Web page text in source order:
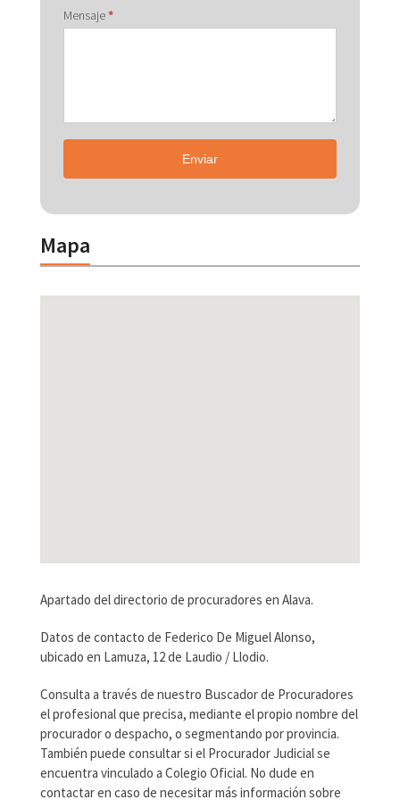
Mensaje*
Enviar
Mapa
Apartado del directorio de procuradores en Alava.
Datos de contacto de Federico De Miguel Alonso,
ubicado en Lamuza, 12 de Laudio / Llodio.
Consulta a través de nuestro Buscador de Procuradores
el profesional que precisa, mediante el propio nombre del
procurador o despacho, o segmentando por provincia.
También puede consultar si el Procurador Judicial se
encuentra vinculado a Colegio Oficial. No dude en
contactar en caso de necesitar más información sobre